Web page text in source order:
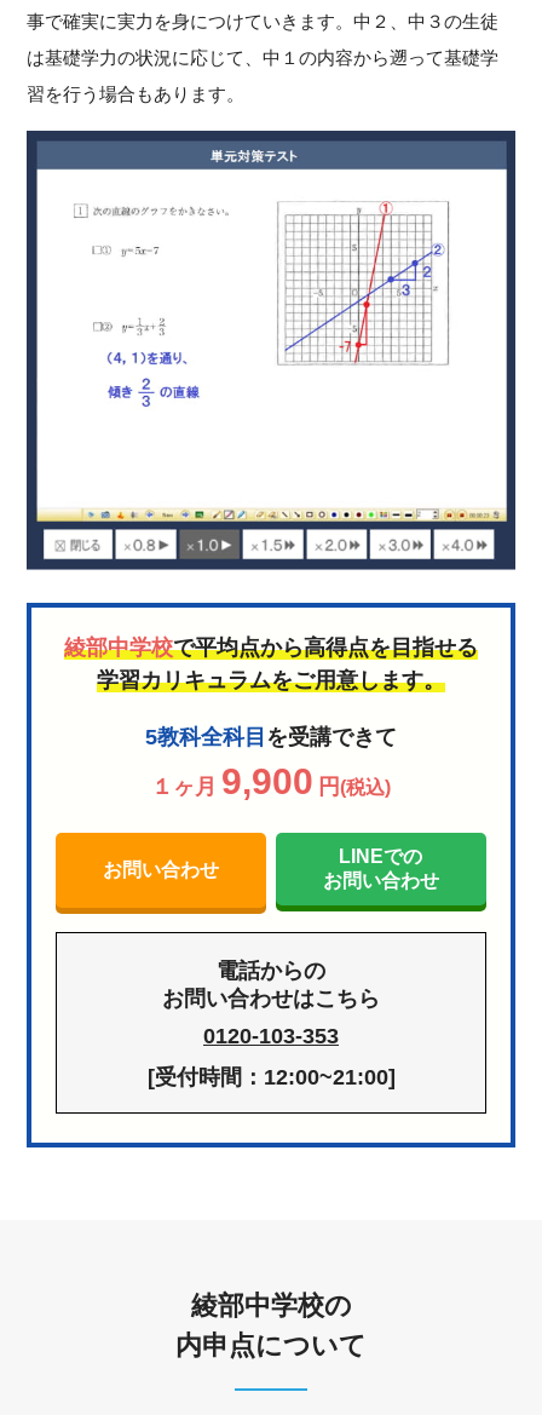
事で確実に実力を身につけていきます。中２、中３の生徒
は基礎学力の状況に応じて、中１の内容から遡って基礎学
習を行う場合もあります。
綾部中学校で平均点から高得点を目指せる
学習カリキュラムをご用意します。
5教科全科目 を受講できて
１ヶ月 9,900 円(税込)
お問い合わせ
LINEでの
お問い合わせ
電話からの
お問い合わせはこちら
0120-103-353
[受付時間：12:00~21:00]
綾部中学校の
内申点について